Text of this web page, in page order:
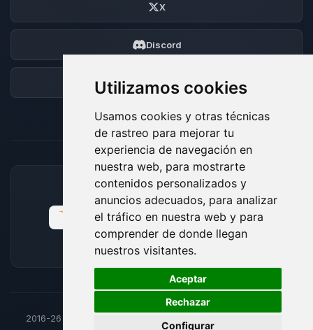
Utilizamos cookies
Usamos cookies y otras técnicas
de rastreo para mejorar tu
experiencia de navegación en
nuestra web, para mostrarte
contenidos personalizados y
anuncios adecuados, para analizar
el tráfico en nuestra web y para
comprender de donde llegan
nuestros visitantes.
Aceptar
Rechazar
Configurar
X
Discord
Foro
MÉTODOS DE PAGO ACEPTADOS
2016-26
🍪